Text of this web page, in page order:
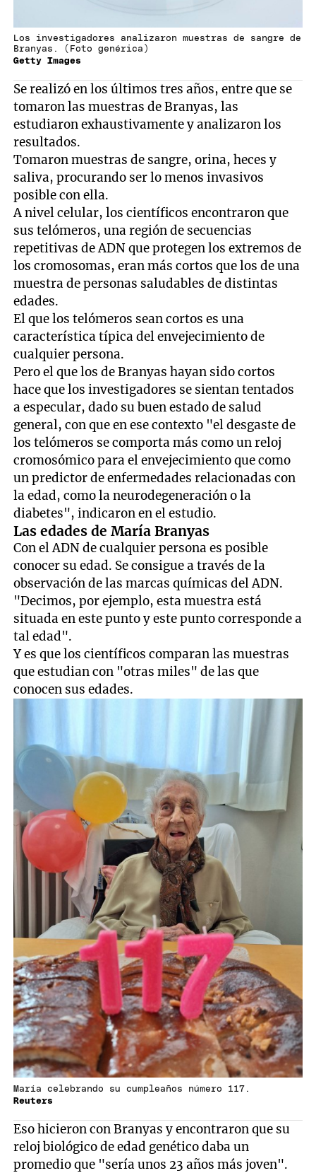
Getty Images
Los investigadores analizaron muestras de sangre de
Branyas. (Foto genérica)
Se realizó en los últimos tres años, entre que se
tomaron las muestras de Branyas, las
estudiaron exhaustivamente y analizaron los
resultados.
Tomaron muestras de sangre, orina, heces y
saliva, procurando ser lo menos invasivos
posible con ella.
A nivel celular, los científicos encontraron que
sus telómeros, una región de secuencias
repetitivas de ADN que protegen los extremos de
los cromosomas, eran más cortos que los de una
muestra de personas saludables de distintas
edades.
El que los telómeros sean cortos es una
característica típica del envejecimiento de
cualquier persona.
Pero el que los de Branyas hayan sido cortos
hace que los investigadores se sientan tentados
a especular, dado su buen estado de salud
general, con que en ese contexto "el desgaste de
los telómeros se comporta más como un reloj
cromosómico para el envejecimiento que como
un predictor de enfermedades relacionadas con
la edad, como la neurodegeneración o la
diabetes", indicaron en el estudio.
Las edades de María Branyas
Con el ADN de cualquier persona es posible
conocer su edad. Se consigue a través de la
observación de las marcas químicas del ADN.
"Decimos, por ejemplo, esta muestra está
situada en este punto y este punto corresponde a
tal edad".
Y es que los científicos comparan las muestras
que estudian con "otras miles" de las que
conocen sus edades.
Reuters
María celebrando su cumpleaños número 117.
Eso hicieron con Branyas y encontraron que su
reloj biológico de edad genético daba un
promedio que "sería unos 23 años más joven".